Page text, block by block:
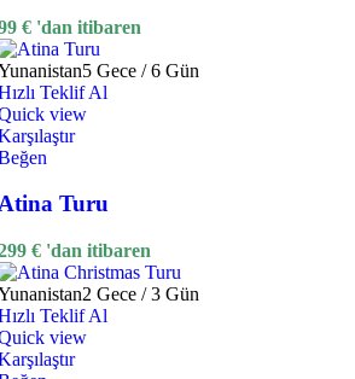
€ 'dan itibaren
5 Gece / 6 Gün
Teklif Al
view
Turu
€ 'dan itibaren
2 Gece / 3 Gün
Teklif Al
view